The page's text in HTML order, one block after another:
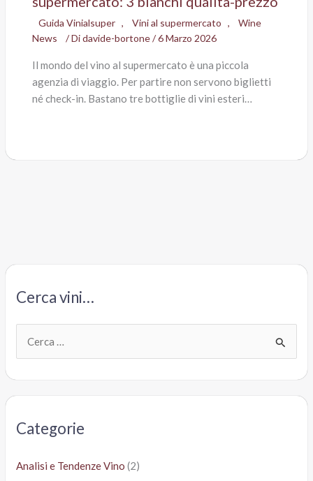
Guida Vinialsuper , Vini al supermercato ,
Wine
News
/ Didavide-bortone/6 Marzo 2026
Il mondo del vino al supermercato è una piccola
agenzia di viaggio. Per partire non servono biglietti
né check-in. Bastano tre bottiglie di vini esteri…
Cerca vini…
Categorie
Analisi e Tendenze Vino (2)